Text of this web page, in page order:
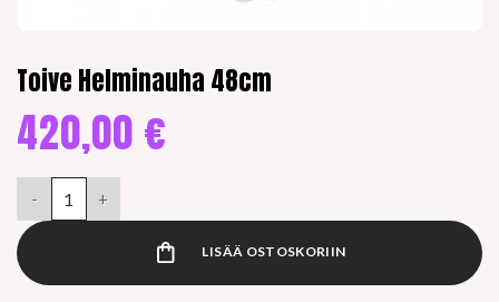
Toive Helminauha 48cm
420,00 €
Toive Helminauha 48cm määrä
LISÄÄ OSTOSKORIIN